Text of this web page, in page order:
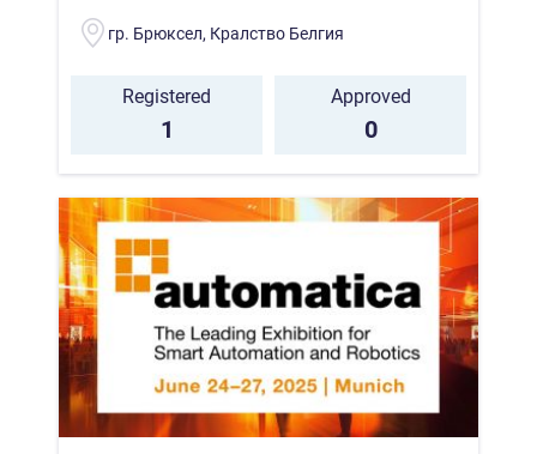
гр. Брюксел, Кралство Белгия
Registered
1
Approved
0